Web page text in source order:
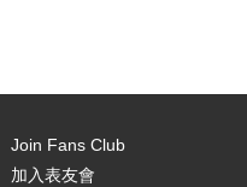
Join Fans Club
加入表友會